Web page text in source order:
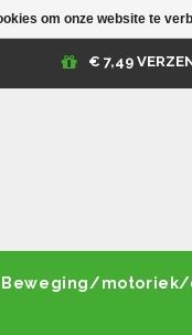
€ 7,49
Beweging/motoriek/
om onze website te